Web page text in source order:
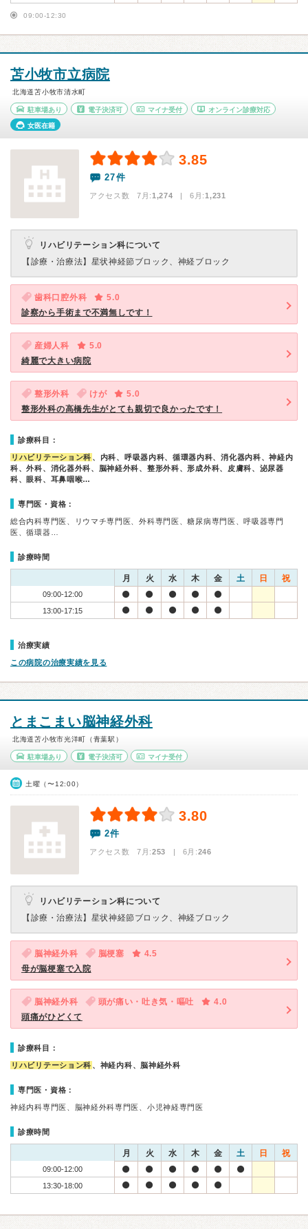
09:00-12:30
苫小牧市立病院
北海道苫小牧市清水町
駐車場あり 電子決済可 マイナ受付 オンライン診療対応
女医在籍
3.85
27件
アクセス数 7月:1,274 | 6月:1,231
リハビリテーション科について
【診療・治療法】 星状神経節ブロック、神経ブロック
歯科口腔外科
5.0
診察から手術まで不満無しです！
産婦人科
5.0
綺麗で大きい病院
整形外科 けが
5.0
整形外科の高橋先生がとても親切で良かったです！
診療科目：
リハビリテーション科 、内科、呼吸器内科、循環器内科、消化器内科、神経内
科、外科、消化器外科、脳神経外科、整形外科、形成外科、皮膚科、泌尿器
科、眼科、耳鼻咽喉…
専門医・資格：
総合内科専門医、リウマチ専門医、外科専門医、糖尿病専門医、呼吸器専門
医、循環器…
診療時間
月 火 水 木 金 土 日 祝
09:00-12:00
13:00-17:15
治療実績
この病院の治療実績を見る
とまこまい脳神経外科
北海道苫小牧市光洋町（青葉駅）
駐車場あり 電子決済可 マイナ受付
土曜（〜12:00）
3.80
2件
アクセス数 7月:253 | 6月:246
リハビリテーション科について
【診療・治療法】 星状神経節ブロック、神経ブロック
脳神経外科 脳梗塞
4.5
母が脳梗塞で入院
脳神経外科 頭が痛い・吐き気・嘔吐
4.0
頭痛がひどくて
診療科目：
リハビリテーション科 、神経内科、脳神経外科
専門医・資格：
神経内科専門医、脳神経外科専門医、小児神経専門医
診療時間
月 火 水 木 金 土 日 祝
09:00-12:00
13:30-18:00